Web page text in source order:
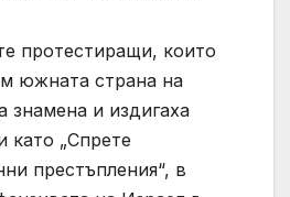
протестиращи, които
южната страна на
знамена и издигаха
като „Спрете
престъпления“, в